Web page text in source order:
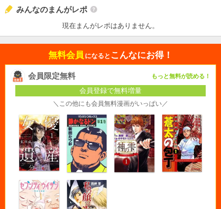
みんなのまんがレポ
現在まんがレポはありません。
無料会員 になると こんなにお得！
会員限定無料 もっと無料が読める！
会員登録で無料増量
＼この他にも会員無料漫画がいっぱい／